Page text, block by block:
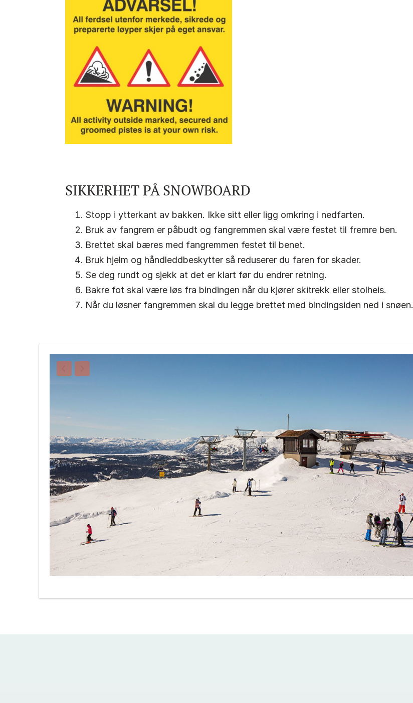
SIKKERHET PÅ SNOWBOARD
Stopp i ytterkant av bakken. Ikke sitt eller ligg omkring i nedfarten.
Bruk av fangrem er påbudt og fangremmen skal være festet til fremre ben.
Brettet skal bæres med fangremmen festet til benet.
Bruk hjelm og håndleddbeskytter så reduserer du faren for skader.
Se deg rundt og sjekk at det er klart før du endrer retning.
Bakre fot skal være løs fra bindingen når du kjører skitrekk eller stolheis.
Når du løsner fangremmen skal du legge brettet med bindingsiden ned i snøen.